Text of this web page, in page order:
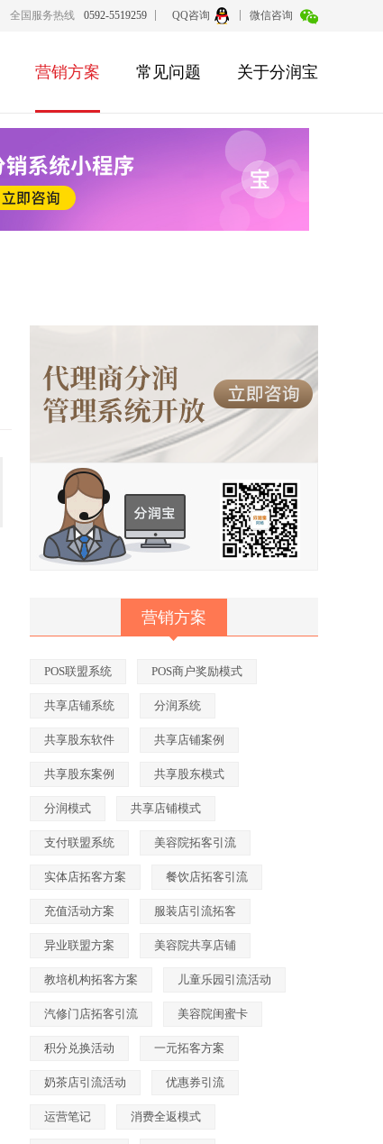
全国服务热线 0592-5519259 QQ咨询 微信咨询
营销方案 常见问题 关于分润宝
营销方案
POS联盟系统 POS商户奖励模式
共享店铺系统 分润系统
共享股东软件 共享店铺案例
共享股东案例 共享股东模式
分润模式 共享店铺模式
支付联盟系统 美容院拓客引流
实体店拓客方案 餐饮店拓客引流
充值活动方案 服装店引流拓客
异业联盟方案 美容院共享店铺
教培机构拓客方案 儿童乐园引流活动
汽修门店拓客引流 美容院闺蜜卡
积分兑换活动 一元拓客方案
奶茶店引流活动 优惠券引流
运营笔记 消费全返模式